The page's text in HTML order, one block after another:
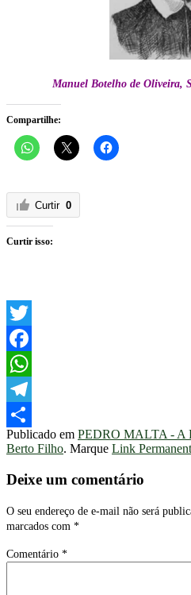
Manuel Botelho de Oliveira,
Compartilhe:
Curtir 0
Curtir isso:
Twitter
Facebook
WhatsApp
Telegram
Share
Publicado em PEDRO MALTA - A
Berto Filho. Marque Link
Deixe um comentário
O seu endereço de e-mail não será
marcados com *
Comentário *